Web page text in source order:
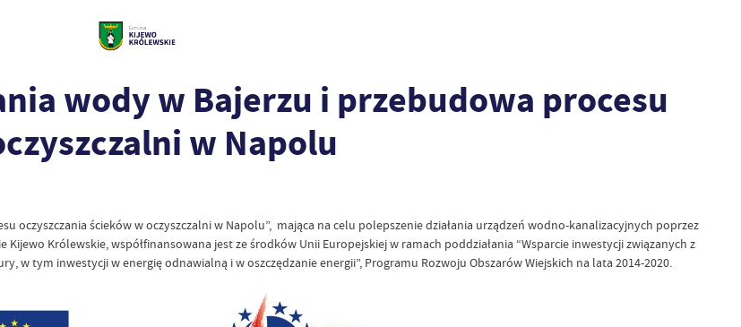
wody w Bajerzu i przebudowa procesu
w Napolu
oczyszczania ścieków w oczyszczalni w Napolu”, mająca na celu polepszenie działania urządzeń wodno-kanalizacyjnych poprzez
Królewskie, współfinansowana jest ze środków Unii Europejskiej w ramach poddziałania “Wsparcie inwestycji związanych z
tym inwestycji w energię odnawialną i w oszczędzanie energii”, Programu Rozwoju Obszarów Wiejskich na lata 2014-2020.